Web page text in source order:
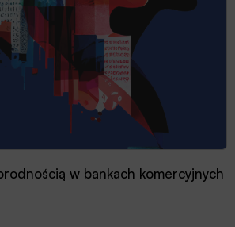
w bankach komercyjnych